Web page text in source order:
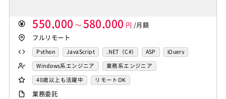
550,000 ～ 580,000 円 /月額
フルリモート
Python JavaScript .NET（C#) ASP
jQuery
Windows系エンジニア
業務系エンジニア
40歳以上も活躍中
リモートOK
業務委託